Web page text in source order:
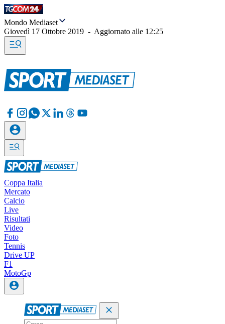
Mondo Mediaset
Giovedì 17 Ottobre 2019 - Aggiornato alle 12:25
Coppa Italia
Mercato
Calcio
Live
Risultati
Video
Foto
Tennis
Drive UP
F1
MotoGp